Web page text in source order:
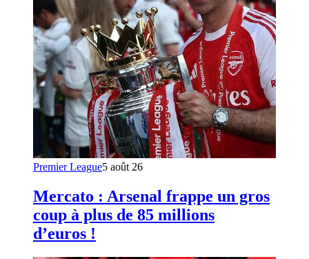
Premier League5 août 26
Mercato : Arsenal frappe un gros
coup à plus de 85 millions
d’euros !